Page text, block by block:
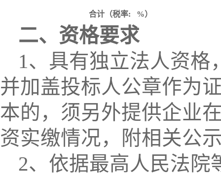
合计（税率: %）
二、资格要求
1、具有独立法人资
并加盖投标人公章作为
本的，须另外提供企业
资实缴情况，附相关公
2、依据最高人民法院